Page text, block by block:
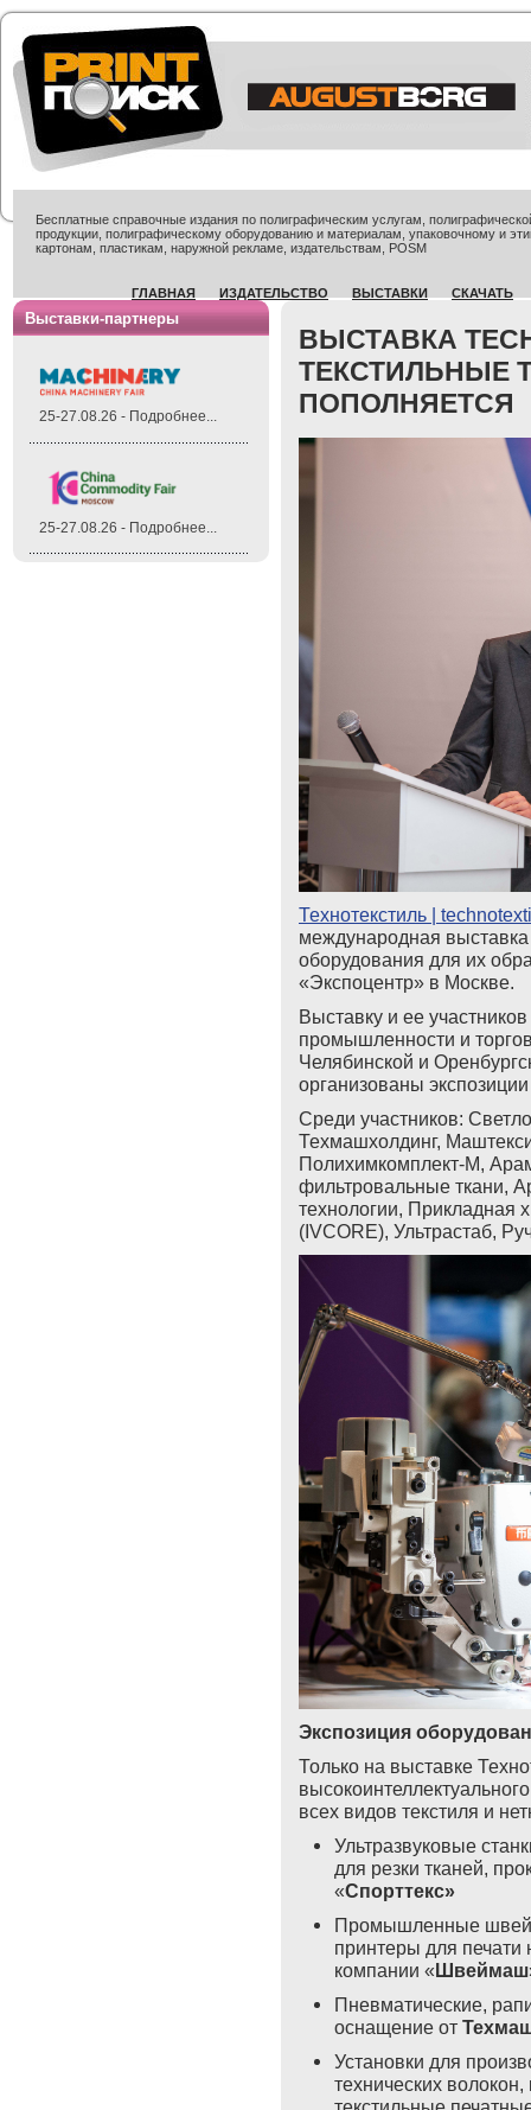
Бесплатные справочные издания по полиграфическим услугам,
продукции, полиграфическому оборудованию и материалам, упаковочному и
картонам, пластикам, наружной рекламе, издательствам, POSM
ГЛАВНАЯ ИЗДАТЕЛЬСТВО ВЫСТАВКИ СКАЧАТЬ
Выставки-партнеры
25-27.08.26 - Подробнее...
25-27.08.26 - Подробнее...
ВЫСТАВКА
ТЕКСТИЛЬНЫЕ
ПОПОЛНЯЕТСЯ
Технотекстиль | techno
международная выставка
оборудования для их
«Экспоцентр» в Москве.
Выставку и ее
промышленности и
Челябинской и
организованы
Среди участников:
Техмашхолдинг,
Полихимкомплект-М,
фильтровальные ткани,
технологии, Прикладная
(IVCORE), Ультрастаб,
Экспозиция
Только на выставке
всех видов текстиля и
Ультразвуковые
для резки тканей,
«Спорттекс»
Промышленные
принтеры для печати
компании «
Пневматические,
оснащение от
Установки для
технических